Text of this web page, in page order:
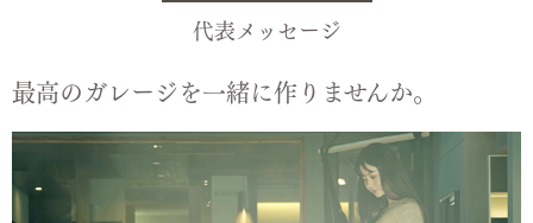
代表メッセージ
最高のガレージを一緒に作りませんか。